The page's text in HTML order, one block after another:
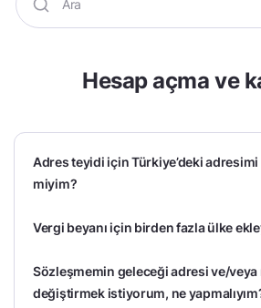
Hesap açma ve
Adres teyidi için Türkiye’deki
miyim?
Vergi beyanı için birden fazla ülke
Sözleşmemin geleceği adresi ve/
değiştirmek istiyorum, ne